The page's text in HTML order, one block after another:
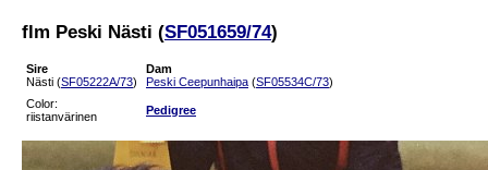
flm Peski Nästi (SF051659/74)
Sire
Nästi (SF05222A/73)
Dam
Peski Ceepunhaipa (SF05534C/73)
Color:
riistanvärinen
Pedigree